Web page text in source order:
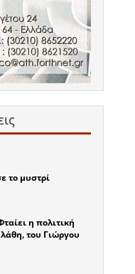
το μυστρί
η πολιτική
του Γιώργου